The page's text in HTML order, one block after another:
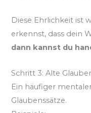
Diese Ehrlichkeit ist
erkennst, dass dein
dann kannst du
Schritt 3: Alte
Ein häufiger
Glaubenssätze.